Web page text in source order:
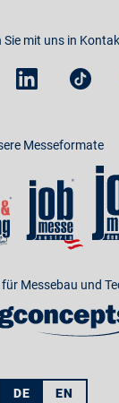
Sie mit uns in
Messeformate
Messebau und
DE EN